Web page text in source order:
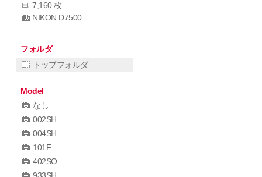
7,160 枚
NIKON D7500
フォルダ
トップフォルダ
Model
なし
002SH
004SH
101F
402SO